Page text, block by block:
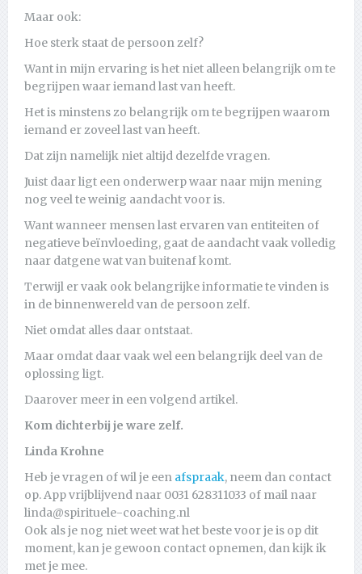
Maar ook:
Hoe sterk staat de persoon zelf?
Want in mijn ervaring is het niet alleen belangrijk om te
begrijpen waar iemand last van heeft.
Het is minstens zo belangrijk om te begrijpen waarom
iemand er zoveel last van heeft.
Dat zijn namelijk niet altijd dezelfde vragen.
Juist daar ligt een onderwerp waar naar mijn mening
nog veel te weinig aandacht voor is.
Want wanneer mensen last ervaren van entiteiten of
negatieve beïnvloeding, gaat de aandacht vaak volledig
naar datgene wat van buitenaf komt.
Terwijl er vaak ook belangrijke informatie te vinden is
in de binnenwereld van de persoon zelf.
Niet omdat alles daar ontstaat.
Maar omdat daar vaak wel een belangrijk deel van de
oplossing ligt.
Daarover meer in een volgend artikel.
Kom dichterbij je ware zelf.
Linda Krohne
Heb je vragen of wil je een afspraak, neem dan contact
op. App vrijblijvend naar 0031 628311033 of mail naar
linda@spirituele-coaching.nl
Ook als je nog niet weet wat het beste voor je is op dit
moment, kan je gewoon contact opnemen, dan kijk ik
met je mee.